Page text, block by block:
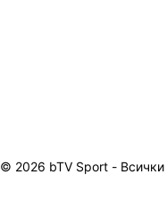
© 2026 bTV Sport - Всички